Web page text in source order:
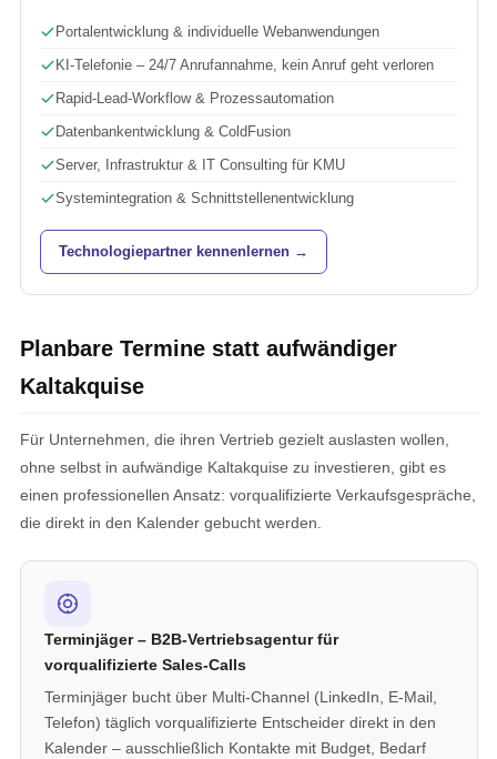
Portalentwicklung & individuelle Webanwendungen
KI-Telefonie – 24/7 Anrufannahme, kein Anruf geht verloren
Rapid-Lead-Workflow & Prozessautomation
Datenbankentwicklung & ColdFusion
Server, Infrastruktur & IT Consulting für KMU
Systemintegration & Schnittstellenentwicklung
Technologiepartner kennenlernen →
Planbare Termine statt aufwändiger
Kaltakquise
Für Unternehmen, die ihren Vertrieb gezielt auslasten wollen,
ohne selbst in aufwändige Kaltakquise zu investieren, gibt es
einen professionellen Ansatz: vorqualifizierte Verkaufsgespräche,
die direkt in den Kalender gebucht werden.
Terminjäger – B2B-Vertriebsagentur für
vorqualifizierte Sales-Calls
Terminjäger bucht über Multi-Channel (LinkedIn, E-Mail,
Telefon) täglich vorqualifizierte Entscheider direkt in den
Kalender – ausschließlich Kontakte mit Budget, Bedarf